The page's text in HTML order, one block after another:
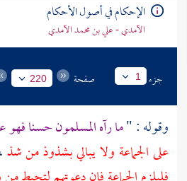
الإحكام في أصول الأحكام
الآمدي - علي بن محمد الآمدي
جزء 1 صفحة 220
وقوله : "ما رآه المسلمون حسنا
على الجماعة ولا يبالي بشذوذ من شذ،